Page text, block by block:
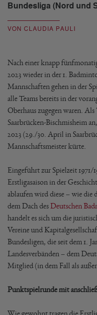
Bundesliga (Nord und
VON CLAUDIA PAULI
Nach einer knapp
2023 wieder in der 1.
Mannschaften gehen in der
alle Teams bereits in der
Oberhaus zugegen waren.
Saarbrücken-Bischmisheim
2023 (29./30. April in
Mannschaftsmeister kürte.
Eingeführt zur Spielzeit 1971/
Erstligasaison in der
ablaufen wird diese – wie die
dem Dach desDeutschen
handelt es sich um die
Vereine und
Bundesligen, die seit dem 1.
Landesverbänden – dem
Mitglied (in dem Fall als
Punktspielrunde mit
Wie gewohnt tragen die